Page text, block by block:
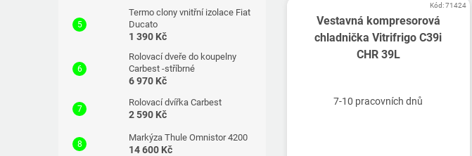
Termo clony vnitřní izolace Fiat
Ducato
1 390 Kč
Rolovací dveře do koupelny
Carbest -stříbrné
6 970 Kč
Rolovací dvířka Carbest
2 590 Kč
Markýza Thule Omnistor 4200
14 600 Kč
Vestavná kompresorová
chladnička Vitrifrigo C39i
CHR 39L
7-10 pracovních dnů
Kód:71424